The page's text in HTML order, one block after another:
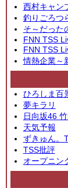
西村キャン
釣りごろつ
そ～だった
FNN TSS
FNN TSS
情熱企業～
ひろしま百
夢キラリ
日向坂46
天気予報
ずきゅん。
TSS批評
オープニン